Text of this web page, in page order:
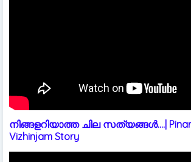
നിങ്ങളറിയാത്ത ചില സത്യങ്ങൾ....|
Vizhinjam Story